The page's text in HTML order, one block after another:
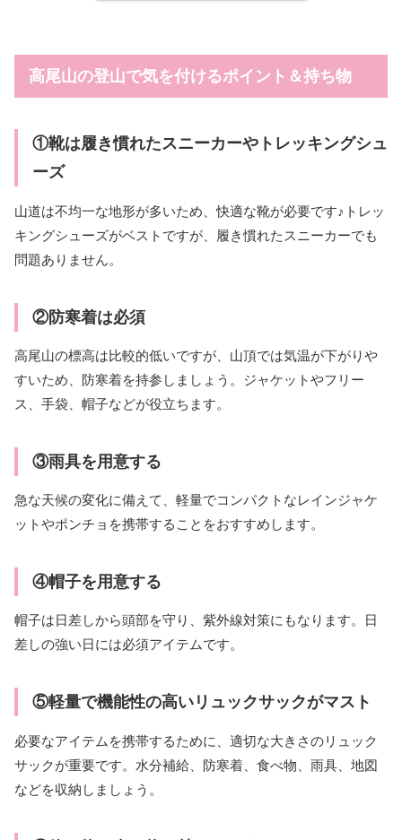
高尾山の登山で気を付けるポイント＆持ち物
①靴は履き慣れたスニーカーやトレッキングシュ
ーズ
山道は不均一な地形が多いため、快適な靴が必要です♪トレッ
キングシューズがベストですが、履き慣れたスニーカーでも
問題ありません。
②防寒着は必須
高尾山の標高は比較的低いですが、山頂では気温が下がりや
すいため、防寒着を持参しましょう。ジャケットやフリー
ス、手袋、帽子などが役立ちます。
③雨具を用意する
急な天候の変化に備えて、軽量でコンパクトなレインジャケ
ットやポンチョを携帯することをおすすめします。
④帽子を用意する
帽子は日差しから頭部を守り、紫外線対策にもなります。日
差しの強い日には必須アイテムです。
⑤軽量で機能性の高いリュックサックがマスト
必要なアイテムを携帯するために、適切な大きさのリュック
サックが重要です。水分補給、防寒着、食べ物、雨具、地図
などを収納しましょう。